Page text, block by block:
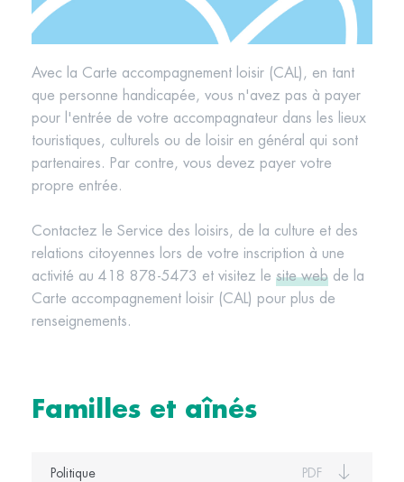
Avec la Carte accompagnement loisir (CAL), en tant
que personne handicapée, vous n'avez pas à payer
pour l'entrée de votre accompagnateur dans les lieux
touristiques, culturels ou de loisir en général qui sont
partenaires. Par contre, vous devez payer votre
propre entrée.
Contactez le Service des loisirs, de la culture et des
relations citoyennes lors de votre inscription à une
activité au 418 878-5473 et visitez le site web de la
Carte accompagnement loisir (CAL) pour plus de
renseignements.
Familles et aînés
Politique PDF